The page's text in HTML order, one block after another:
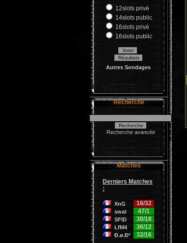
12slots privé
14slots public
16slots privé
16slots public
Autres Sondages
Recherche
Recherche avancée
Matches
Derniers Matches
:
XnG 16/32
swat 47/1
SFID 30/18
LfM4 36/12
Ð.ø.Ð² 32/16